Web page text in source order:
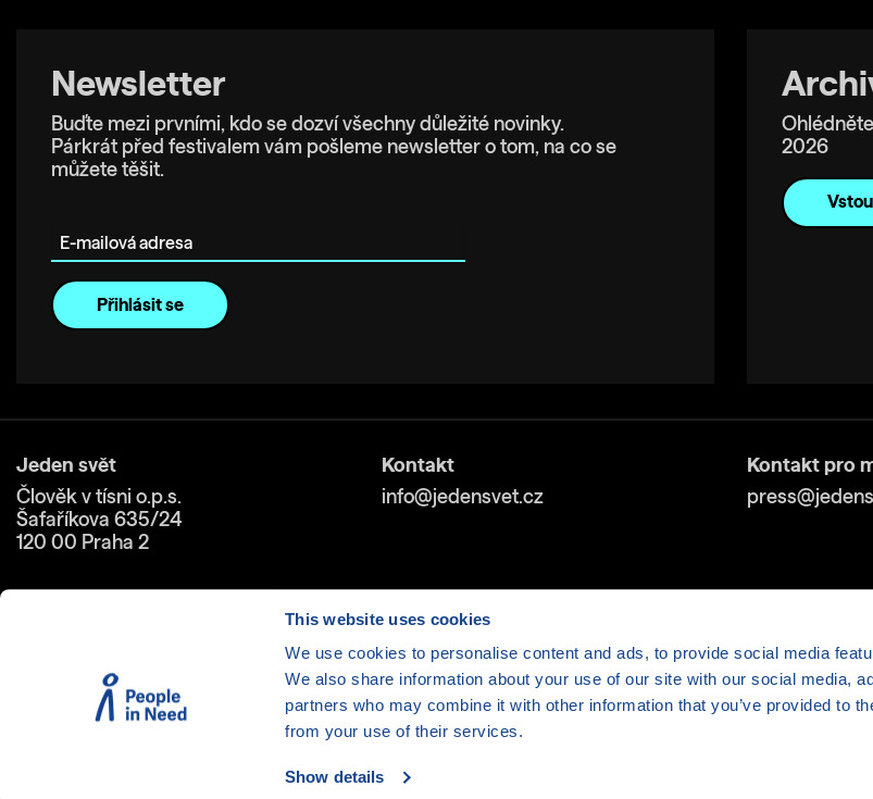
This website uses cookies
We use cookies to personalise content and ads, to provide social media
We also share information about your use of our site with our social media,
partners who may combine it with other information that you’ve provided to
from your use of their services.
Show details
Newsletter
Buďte mezi prvními, kdo se dozví všechny důležité novinky.
Párkrát před festivalem vám pošleme newsletter o tom, na co se
můžete těšit.
2026
Jeden svět
Člověk v tísni o.p.s.
Šafaříkova 635/24
120 00 Praha 2
Kontakt
info@jedensvet.cz
Kontakt pro
Cookies| © 1999-2026 Člověk v tísni o.p.s., web běží v rámci bezplatného